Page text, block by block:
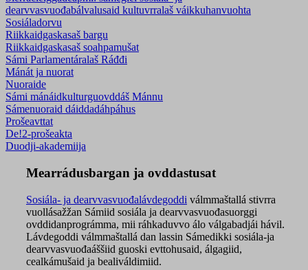
dearvvasvuođabálvalusaid kultuvrralaš váikkuhanvuohta
Sosiáladorvu
Riikkaidgaskasaš bargu
Riikkaidgaskasaš soahpamušat
Sámi Parlamentáralaš Ráđđi
Mánát ja nuorat
Nuoraide
Sámi mánáidkulturguovddáš Mánnu
Sámenuoraid dáiddadáhpáhus
Prošeavttat
De!2-prošeakta
Duodji-akademiija
Mearrádusbargan ja ovddastusat
Sosiála- ja dearvvasvuođalávdegoddi válmmaštallá stivrra
vuollásažžan Sámiid sosiála ja dearvvasvuođasuorggi
ovddidanprográmma, mii ráhkaduvvo álo válgabadjái hávil.
Lávdegoddi válmmaštallá dan lassin Sámedikki sosiála-ja
dearvvasvuođaáššiid guoski evttohusaid, álgagiid,
cealkámušaid ja bealiváldimiid.